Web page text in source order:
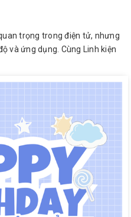
trọng trong điện tử, nhưng
và ứng dụng. Cùng Linh kiện